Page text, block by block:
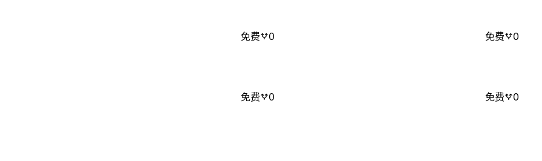
免费 0 免费 0
免费 0 免费 0